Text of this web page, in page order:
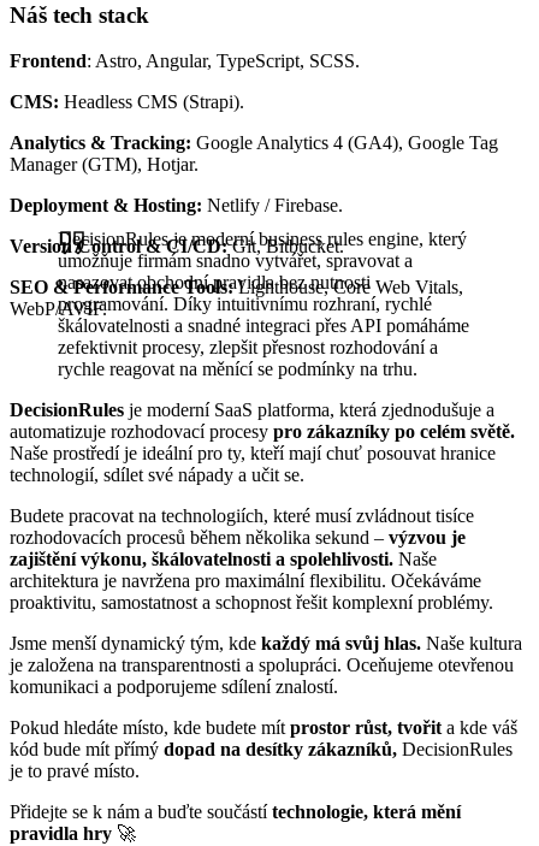
Náš tech stack
Frontend: Astro, Angular, TypeScript, SCSS.
CMS: Headless CMS (Strapi).
Analytics & Tracking: Google Analytics 4 (GA4), Google Tag
Manager (GTM), Hotjar.
Deployment & Hosting: Netlify / Firebase.
Version Control & CI/CD:Git, Bitbucket.
SEO & Performance Tools:Lighthouse, Core Web Vitals,
WebP/AVIF.
DecisionRules je moderní business rules engine, který
umožňuje firmám snadno vytvářet, spravovat a
nasazovat obchodní pravidla bez nutnosti
programování. Díky intuitivnímu rozhraní, rychlé
škálovatelnosti a snadné integraci přes API pomáháme
zefektivnit procesy, zlepšit přesnost rozhodování a
rychle reagovat na měnící se podmínky na trhu.
DecisionRules je moderní SaaS platforma, která zjednodušuje a
automatizuje rozhodovací procesy pro zákazníky po celém světě.
Naše prostředí je ideální pro ty, kteří mají chuť posouvat hranice
technologií, sdílet své nápady a učit se.
Budete pracovat na technologiích, které musí zvládnout tisíce
rozhodovacích procesů během několika sekund – výzvou je
zajištění výkonu, škálovatelnosti a spolehlivosti. Naše
architektura je navržena pro maximální flexibilitu. Očekáváme
proaktivitu, samostatnost a schopnost řešit komplexní problémy.
Jsme menší dynamický tým, kde každý má svůj hlas. Naše kultura
je založena na transparentnosti a spolupráci. Oceňujeme otevřenou
komunikaci a podporujeme sdílení znalostí.
Pokud hledáte místo, kde budete mít prostor růst, tvořit a kde váš
kód bude mít přímý dopad na desítky zákazníků, DecisionRules
je to pravé místo.
Přidejte se k nám a buďte součástítechnologie, která mění
pravidla hry 🚀